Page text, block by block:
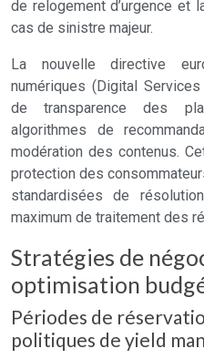
de relogement d’urgence et
cas de sinistre majeur.
La nouvelle directive
numériques (Digital
de transparence des
algorithmes de
modération des contenus.
protection des
standardisées de
maximum de traitement des
Stratégies de
optimisation
Périodes de
politiques de yield